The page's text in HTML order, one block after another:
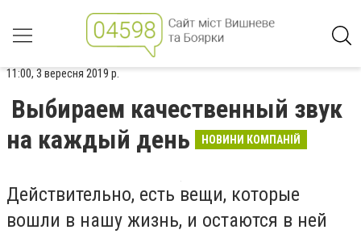
11:00, 3 вересня 2019 р.
Выбираем качественный звук
на каждый день
НОВИНИ КОМПАНІЙ
Действительно, есть вещи, которые
вошли в нашу жизнь, и остаются в ней